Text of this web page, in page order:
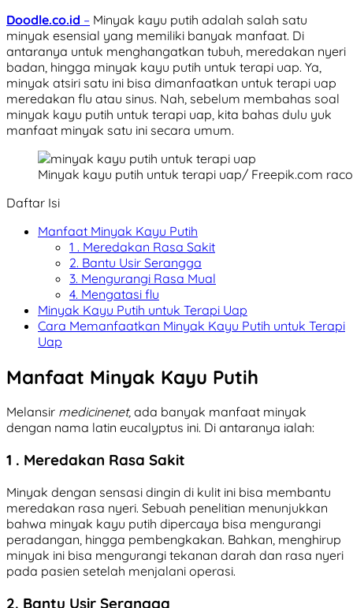
Doodle.co.id – Minyak kayu putih adalah salah satu
minyak esensial yang memiliki banyak manfaat. Di
antaranya untuk menghangatkan tubuh, meredakan nyeri
badan, hingga minyak kayu putih untuk terapi uap. Ya,
minyak atsiri satu ini bisa dimanfaatkan untuk terapi uap
meredakan flu atau sinus. Nah, sebelum membahas soal
minyak kayu putih untuk terapi uap, kita bahas dulu yuk
manfaat minyak satu ini secara umum.
Minyak kayu putih untuk terapi uap/ Freepik.com
Daftar Isi
Manfaat Minyak Kayu Putih
1 . Meredakan Rasa Sakit
2. Bantu Usir Serangga
3. Mengurangi Rasa Mual
4. Mengatasi flu
Minyak Kayu Putih untuk Terapi Uap
Cara Memanfaatkan Minyak Kayu Putih untuk Terapi
Uap
Manfaat Minyak Kayu Putih
Melansir medicinenet, ada banyak manfaat minyak
dengan nama latin eucalyptus ini. Di antaranya ialah:
1 . Meredakan Rasa Sakit
Minyak dengan sensasi dingin di kulit ini bisa membantu
meredakan rasa nyeri. Sebuah penelitian menunjukkan
bahwa minyak kayu putih dipercaya bisa mengurangi
peradangan, hingga pembengkakan. Bahkan, menghirup
minyak ini bisa mengurangi tekanan darah dan rasa nyeri
pada pasien setelah menjalani operasi.
2. Bantu Usir Serangga